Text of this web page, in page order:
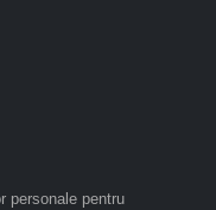
personale pentru